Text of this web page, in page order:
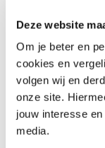
Deze website
Om je beter en
cookies en
volgen wij en
onze site.
jouw interesse
media.
Bouwjaar *